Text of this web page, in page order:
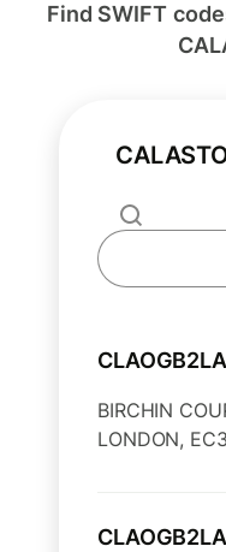
Find SWIFT
BIRCHIN
LONDON,